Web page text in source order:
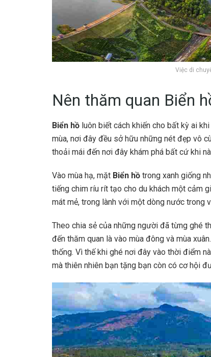
Việc di
Nên thăm quan Biển
Biển hồ luôn biết cách khiến cho bất kỳ ai
mùa, nơi đây đều sở hữu những nét đẹp vô
thoải mái đến nơi đây khám phá bất cứ khi
Vào mùa hạ, mặt Biển hồ trong xanh giống
tiếng chim ríu rít tạo cho du khách một cảm
mát mẻ, trong lành với một dòng nước trong
Theo chia sẻ của những người đã từng ghé
đến thăm quan là vào mùa đông và mùa
thống. Vì thế khi ghé nơi đây vào thời điểm
mà thiên nhiên bạn tặng bạn còn có cơ hội